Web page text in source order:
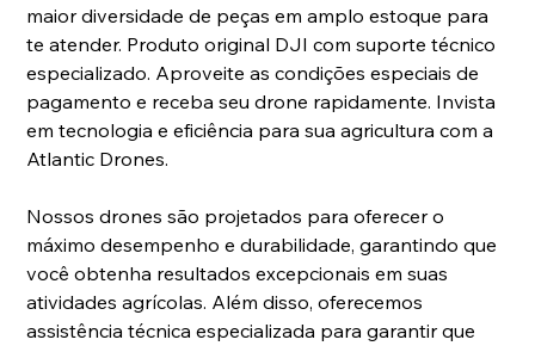
maior diversidade de peças em amplo estoque para
te atender. Produto original DJI com suporte técnico
especializado. Aproveite as condições especiais de
pagamento e receba seu drone rapidamente. Invista
em tecnologia e eficiência para sua agricultura com a
Atlantic Drones.
Nossos drones são projetados para oferecer o
máximo desempenho e durabilidade, garantindo que
você obtenha resultados excepcionais em suas
atividades agrícolas. Além disso, oferecemos
assistência técnica especializada para garantir que